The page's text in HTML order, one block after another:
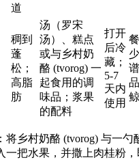
道
稠到
蓬
松；
高脂
肪
汤（罗宋
汤）、糕点
或与乡村奶
酪 (tvorog) 一
起食用的调
味品；浆果
的配料
打开
后冷
藏；
5-7
天内
使用
将乡村奶酪 (tvorog) 与一勺
一把水果，并撒上肉桂粉